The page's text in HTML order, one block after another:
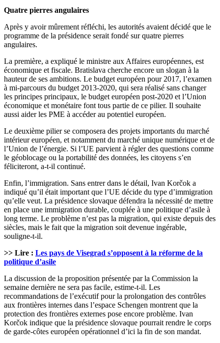
Quatre pierres angulaires
Après y avoir mûrement réfléchi, les autorités avaient décidé que le
programme de la présidence serait fondé sur quatre pierres
angulaires.
La première, a expliqué le ministre aux Affaires européennes, est
économique et fiscale. Bratislava cherche encore un slogan à la
hauteur de ses ambitions. Le budget européen pour 2017, l’examen
à mi-parcours du budget 2013-2020, qui sera réalisé sans changer
les principes principaux, le budget européen post-2020 et l’Union
économique et monétaire font tous partie de ce pilier. Il souhaite
aussi aider les PME à accéder au potentiel européen.
Le deuxième pilier se composera des projets importants du marché
intérieur européen, et notamment du marché unique numérique et de
l’Union de l’énergie. Si l’UE parvient à régler des questions comme
le géoblocage ou la portabilité des données, les citoyens s’en
féliciteront, a-t-il continué.
Enfin, l’immigration. Sans entrer dans le détail, Ivan Korčok a
indiqué qu’il était important que l’UE décide du type d’immigration
qu’elle veut. La présidence slovaque défendra la nécessité de mettre
en place une immigration durable, couplée à une politique d’asile à
long terme. Le problème n’est pas la migration, qui existe depuis des
siècles, mais le fait que la migration soit devenue ingérable,
souligne-t-il.
>> Lire : Les pays de Visegrad s’opposent à la réforme de la
politique d’asile
La discussion de la proposition présentée par la Commission la
semaine dernière ne sera pas facile, estime-t-il. Les
recommandations de l’exécutif pour la prolongation des contrôles
aux frontières internes dans l’espace Schengen montrent que la
protection des frontières externes pose encore problème. Ivan
Korčok indique que la présidence slovaque pourrait rendre le corps
de garde-côtes européen opérationnel d’ici la fin de son mandat.